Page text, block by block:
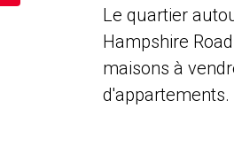
Le quartier
Hampshire
maisons à
d'appartements.